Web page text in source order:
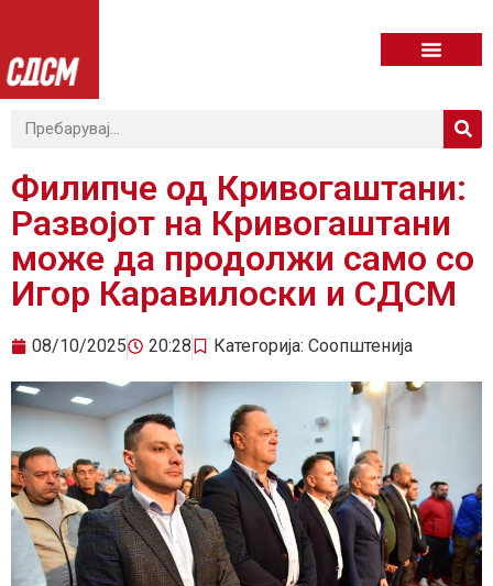
Филипче од Кривогаштани:
Развојот на Кривогаштани
може да продолжи само со
Игор Каравилоски и СДСМ
08/10/2025 20:28 Категорија: Соопштенија